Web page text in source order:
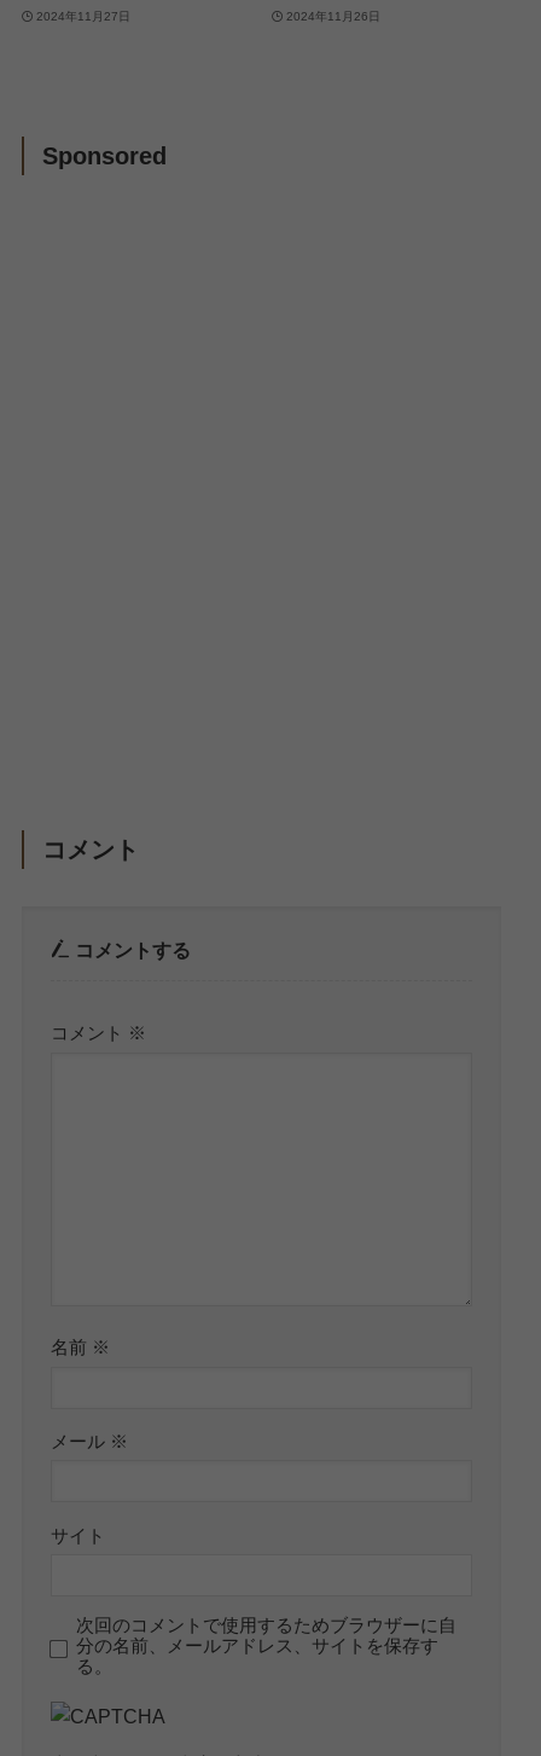
2024年11月27日 2024年11月26日
Sponsored
コメント
コメントする
コメント ※
名前 ※
メール ※
サイト
次回のコメントで使用するためブラウザーに自
分の名前、メールアドレス、サイトを保存す
る。